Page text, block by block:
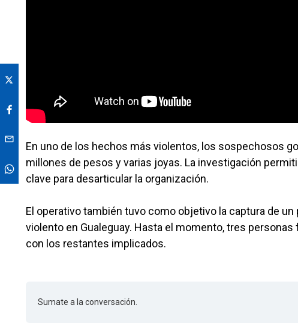
En uno de los hechos más violentos, los sospechosos
millones de pesos y varias joyas. La investigación
clave para desarticular la organización.
El operativo también tuvo como objetivo la captura de
violento en Gualeguay. Hasta el momento, tres
con los restantes implicados.
Sumate a la conversación.